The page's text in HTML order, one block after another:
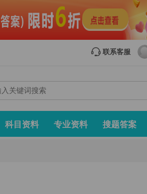
联系客服
科目资料 专业资料 搜题答案